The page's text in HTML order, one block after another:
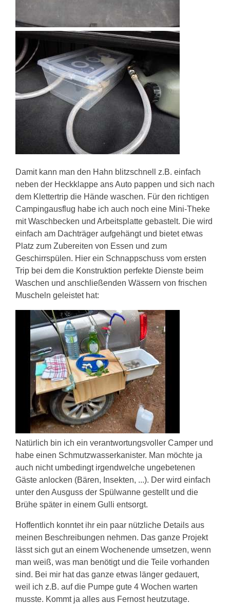
Damit kann man den Hahn blitzschnell z.B. einfach
neben der Heckklappe ans Auto pappen und sich nach
dem Klettertrip die Hände waschen. Für den richtigen
Campingausflug habe ich auch noch eine Mini-Theke
mit Waschbecken und Arbeitsplatte gebastelt. Die wird
einfach am Dachträger aufgehängt und bietet etwas
Platz zum Zubereiten von Essen und zum
Geschirrspülen. Hier ein Schnappschuss vom ersten
Trip bei dem die Konstruktion perfekte Dienste beim
Waschen und anschließenden Wässern von frischen
Muscheln geleistet hat:
Natürlich bin ich ein verantwortungsvoller Camper und
habe einen Schmutzwasserkanister. Man möchte ja
auch nicht umbedingt irgendwelche ungebetenen
Gäste anlocken (Bären, Insekten, ...). Der wird einfach
unter den Ausguss der Spülwanne gestellt und die
Brühe später in einem Gulli entsorgt.
Hoffentlich konntet ihr ein paar nützliche Details aus
meinen Beschreibungen nehmen. Das ganze Projekt
lässt sich gut an einem Wochenende umsetzen, wenn
man weiß, was man benötigt und die Teile vorhanden
sind. Bei mir hat das ganze etwas länger gedauert,
weil ich z.B. auf die Pumpe gute 4 Wochen warten
musste. Kommt ja alles aus Fernost heutzutage.